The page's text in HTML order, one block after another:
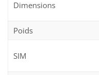
Dimensions
Poids
SIM